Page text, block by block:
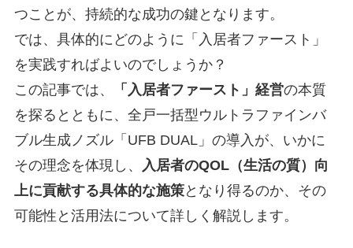
つことが、持続的な成功の鍵となります。
では、具体的にどのように「入居者ファースト」
を実践すればよいのでしょうか？
この記事では、
「入居者ファースト」経営の本質
を探るとともに、全戸一括型ウルトラファインバ
ブル生成ノズル「UFB DUAL」の導入が、いかに
その理念を体現し、
入居者のQOL（生活の質）向
上に貢献する具体的な施策となり得るのか、その
可能性と活用法について詳しく解説します。